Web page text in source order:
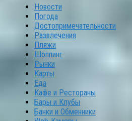
Новости
Погода
Достопримечательности
Развлечения
Пляжи
Шоппинг
Рынки
Карты
Еда
Кафе и Рестораны
Бары и Клубы
Банки и Обменники